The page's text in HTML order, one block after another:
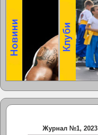
Журнал №1, 2023